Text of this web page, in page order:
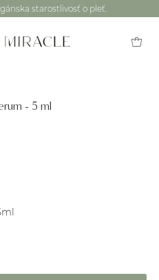
starostlivosť o pleť.
- 5 ml